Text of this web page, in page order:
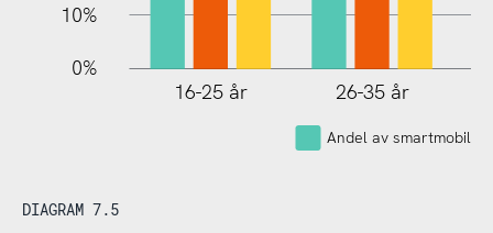
10%
0%
16-25 år
26-35 år
Andel av
DIAGRAM 7.5